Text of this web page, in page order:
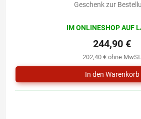
Geschenk zur
IM ONLINESHOP AUF
202,40 € ohne MwSt.
244,90 €